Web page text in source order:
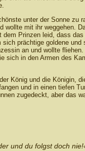
unter der Sonne zu
wollte mit ihr weggehen.
Prinzen leid, dass
prächtige goldene und
an und wollte
sich in den Armen des
König und die Königin,
und in einen tiefen
zugedeckt, aber das
und du folgst doch